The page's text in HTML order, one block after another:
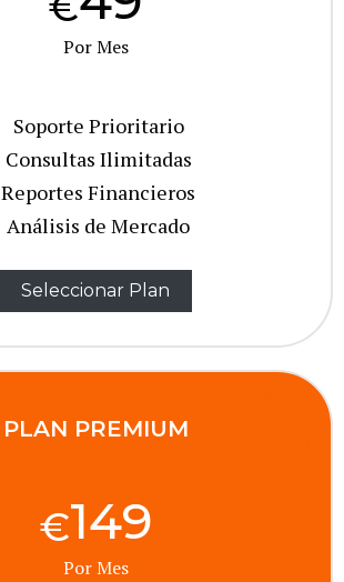
Por Mes
Soporte Prioritario
Consultas Ilimitadas
Reportes Financieros
Análisis de Mercado
Seleccionar Plan
PLAN PREMIUM
€149
Por Mes